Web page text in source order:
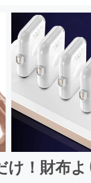
け！財布